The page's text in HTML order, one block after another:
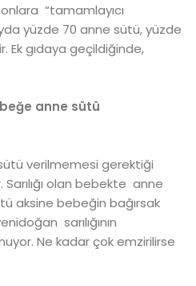
“tamamlayıcı
yüzde 70 anne sütü, yüzde
Ek gıdaya geçildiğinde,
anne sütü
verilmemesi gerektiği
Sarılığı olan bebekte anne
aksine bebeğin bağırsak
sarılığının
Ne kadar çok emzirilirse